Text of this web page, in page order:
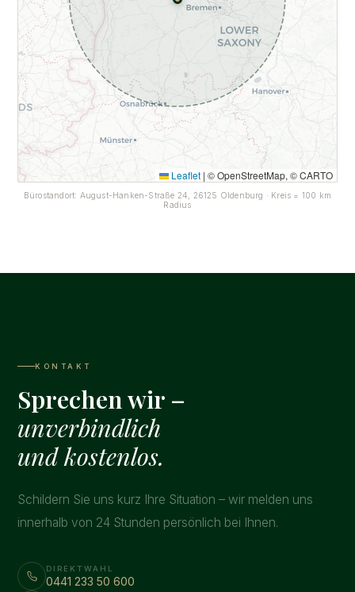
Leaflet | © OpenStreetMap, © CARTO
Bürostandort: August-Hanken-Straße 24, 26125 Oldenburg · Kreis = 100 km
Radius
KONTAKT
Sprechen wir –
unverbindlich
und kostenlos.
Schildern Sie uns kurz Ihre Situation – wir melden uns
innerhalb von 24 Stunden persönlich bei Ihnen.
DIREKTWAHL
0441 233 50 600